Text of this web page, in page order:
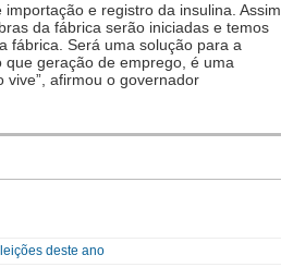
e registro da insulina. Assim
da fábrica serão iniciadas e temos
fábrica. Será uma solução para a
geração de emprego, é uma
afirmou o governador
deste ano